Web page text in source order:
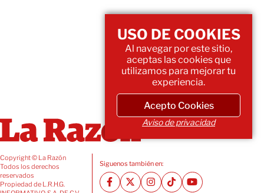
Copyright © La Razón
Todos los derechos
reservados
Propiedad de L.R.H.G.
Siguenos también en:
USO DE COOKIES
Al navegar por este sitio,
aceptas las cookies que
utilizamos para mejorar tu
experiencia.
Acepto Cookies
Aviso de privacidad